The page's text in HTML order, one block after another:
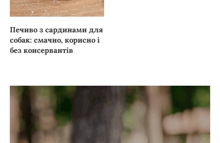
Печиво з сардинами для
собак: смачно, корисно і
без консервантів